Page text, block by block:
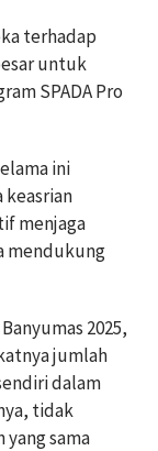
terhadap
untuk
SPADA Pro
ini
keasrian
menjaga
mendukung
2025,
jumlah
dalam
tidak
sama